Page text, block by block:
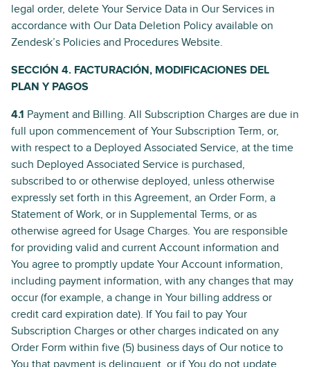
legal order, delete Your Service Data in Our Services in
accordance with Our Data Deletion Policy available on
Zendesk’s Policies and Procedures Website.
SECCIÓN 4. FACTURACIÓN, MODIFICACIONES DEL
PLAN Y PAGOS
4.1 Payment and Billing. All Subscription Charges are due in
full upon commencement of Your Subscription Term, or,
with respect to a Deployed Associated Service, at the time
such Deployed Associated Service is purchased,
subscribed to or otherwise deployed, unless otherwise
expressly set forth in this Agreement, an Order Form, a
Statement of Work, or in Supplemental Terms, or as
otherwise agreed for Usage Charges. You are responsible
for providing valid and current Account information and
You agree to promptly update Your Account information,
including payment information, with any changes that may
occur (for example, a change in Your billing address or
credit card expiration date). If You fail to pay Your
Subscription Charges or other charges indicated on any
Order Form within five (5) business days of Our notice to
You that payment is delinquent, or if You do not update